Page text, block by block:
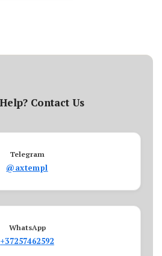
Contact Us
Telegram
@axtempl
WhatsApp
+37257462592